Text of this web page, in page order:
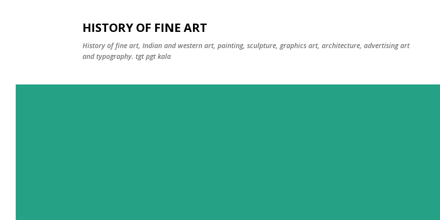
HISTORY OF FINE ART
History of fine art, Indian and western art, painting, sculpture, graphics art, architecture, advertising art
and typography. tgt pgt kala